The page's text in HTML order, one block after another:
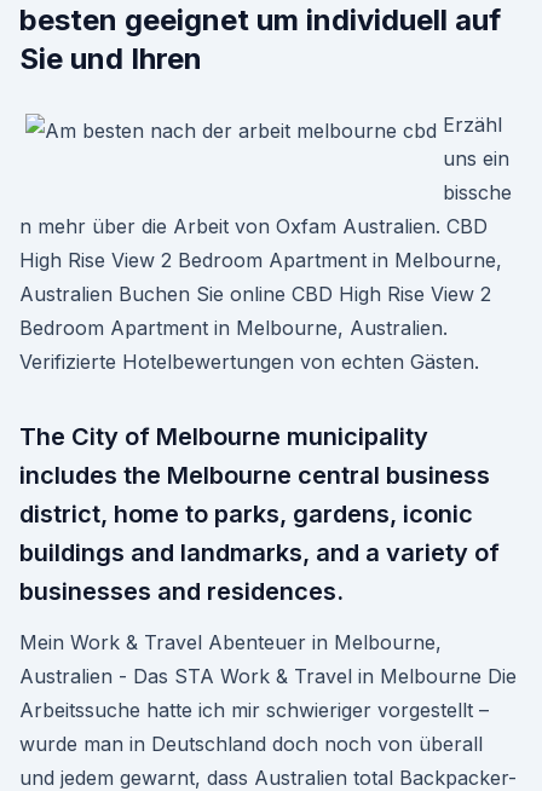
besten geeignet um individuell auf
Sie und Ihren
Erzähl
uns ein
bissche
n mehr über die Arbeit von Oxfam Australien. CBD
High Rise View 2 Bedroom Apartment in Melbourne,
Australien Buchen Sie online CBD High Rise View 2
Bedroom Apartment in Melbourne, Australien.
Verifizierte Hotelbewertungen von echten Gästen.
The City of Melbourne municipality
includes the Melbourne central business
district, home to parks, gardens, iconic
buildings and landmarks, and a variety of
businesses and residences.
Mein Work & Travel Abenteuer in Melbourne,
Australien - Das STA Work & Travel in Melbourne Die
Arbeitssuche hatte ich mir schwieriger vorgestellt –
wurde man in Deutschland doch noch von überall
und jedem gewarnt, dass Australien total Backpacker-